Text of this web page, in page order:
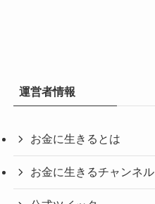
運営者情報
お金に生きるとは
お金に生きるチャンネル